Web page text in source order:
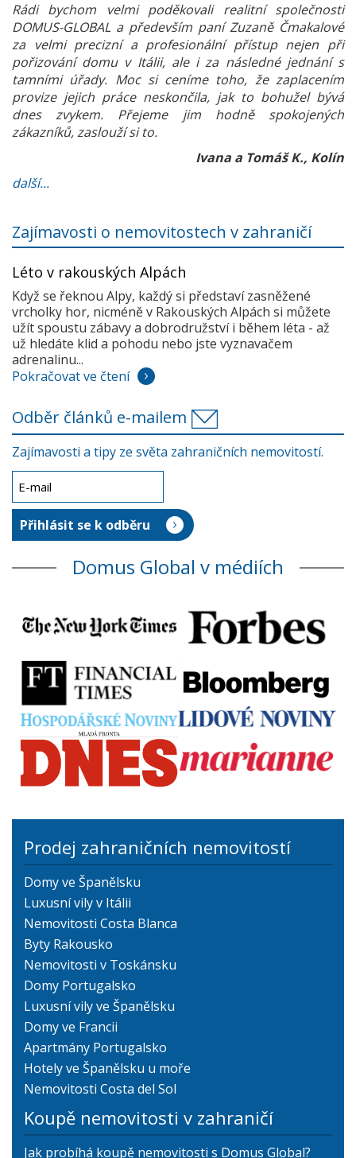
Rádi bychom velmi poděkovali realitní společnosti
DOMUS-GLOBAL a především paní Zuzaně Čmakalové
za velmi precizní a profesionální přístup nejen při
pořizování domu v Itálii, ale i za následné jednání s
tamními úřady. Moc si ceníme toho, že zaplacením
provize jejich práce neskončila, jak to bohužel bývá
dnes zvykem. Přejeme jim hodně spokojených
zákazníků, zaslouží si to.
Ivana a Tomáš K., Kolín
další...
Zajímavosti o nemovitostech v zahraničí
Léto v rakouských Alpách
Když se řeknou Alpy, každý si představí zasněžené
vrcholky hor, nicméně v Rakouských Alpách si můžete
užít spoustu zábavy a dobrodružství i během léta - až
už hledáte klid a pohodu nebo jste vyznavačem
adrenalinu...
Pokračovat ve čtení
Odběr článků e-mailem
Zajímavosti a tipy ze světa zahraničních nemovitostí.
Domus Global v médiích
Prodej zahraničních nemovitostí
Domy ve Španělsku
Luxusní vily v Itálii
Nemovitosti Costa Blanca
Byty Rakousko
Nemovitosti v Toskánsku
Domy Portugalsko
Luxusní vily ve Španělsku
Domy ve Francii
Apartmány Portugalsko
Hotely ve Španělsku u moře
Nemovitosti Costa del Sol
Koupě nemovitosti v zahraničí
Jak probíhá koupě nemovitosti s Domus Global?